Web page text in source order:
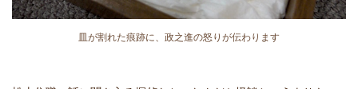
皿が割れた痕跡に、政之進の怒りが伝わります